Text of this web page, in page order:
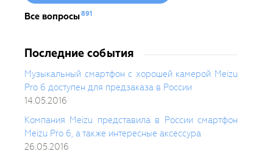
Все вопросы891
Последние события
Музыкальный смартфон с хорошей камерой Meizu
Pro 6 доступен для предзаказа в России
14.05.2016
Компания Meizu представила в России смартфон
Meizu Pro 6, а также интересные аксессура
26.05.2016